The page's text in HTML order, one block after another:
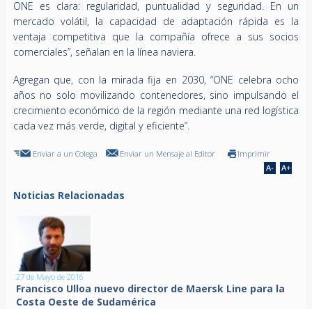
ONE es clara: regularidad, puntualidad y seguridad. En un
mercado volátil, la capacidad de adaptación rápida es la
ventaja competitiva que la compañía ofrece a sus socios
comerciales”, señalan en la línea naviera.
Agregan que, con la mirada fija en 2030, “ONE celebra ocho
años no solo movilizando contenedores, sino impulsando el
crecimiento económico de la región mediante una red logística
cada vez más verde, digital y eficiente”.
Enviar a un Colega Enviar un Mensaje al Editor Imprimir
Noticias Relacionadas
27 de Mayo de 2016
Francisco Ulloa nuevo director de Maersk Line para la
Costa Oeste de Sudamérica